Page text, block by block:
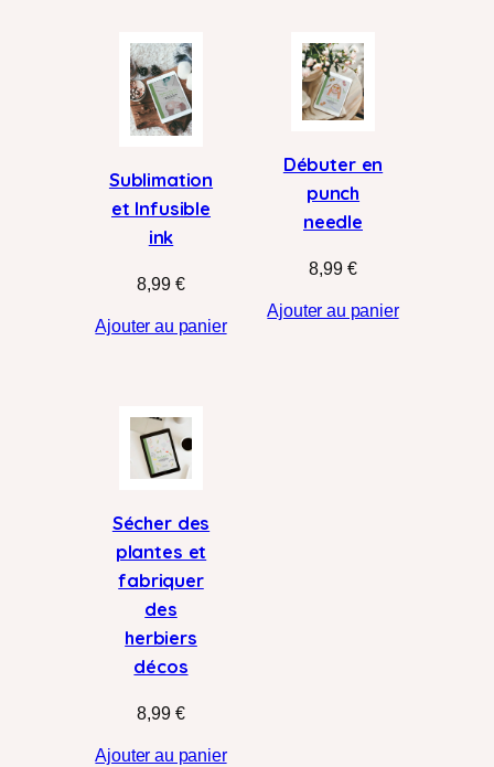
Sublimation
et Infusible
ink
8,99 €
Ajouter au panier
Débuter en
punch
needle
8,99 €
Ajouter au panier
Sécher des
plantes et
fabriquer
des
herbiers
décos
8,99 €
Ajouter au panier